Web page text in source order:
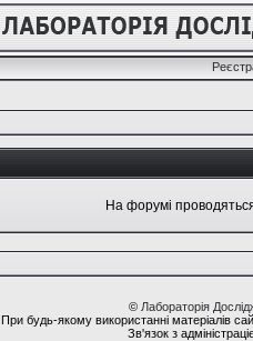
На форумі
© Лабораторія
При будь-якому використанні матеріалів
Зв'язок з